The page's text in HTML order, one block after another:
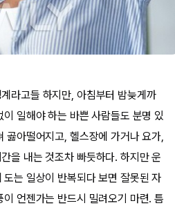
라고들 하지만, 아침부터 밤늦게까
일해야 하는 바쁜 사람들도 분명 있
곯아떨어지고, 헬스장에 가거나 요가,
을 내는 것조차 빠듯하다. 하지만 운
는 일상이 반복되다 보면 잘못된 자
언젠가는 반드시 밀려오기 마련. 틈